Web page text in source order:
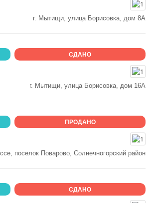
г. Мытищи, улица Борисовка, дом 8А
СДАНО
г. Мытищи, улица Борисовка, дом 16А
ПРОДАНО
поселок Поварово, Солнечногорский район
СДАНО